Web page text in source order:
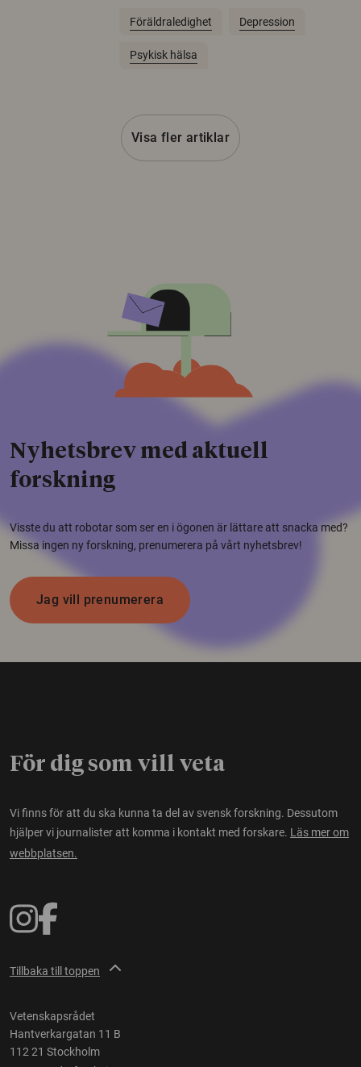
Föräldraledighet Depression
Psykisk hälsa
Visa fler artiklar
Nyhetsbrev med aktuell
forskning
Visste du att robotar som ser en i ögonen är lättare att snacka med?
Missa ingen ny forskning, prenumerera på vårt nyhetsbrev!
Jag vill prenumerera
För dig som vill veta
Vi finns för att du ska kunna ta del av svensk forskning. Dessutom
hjälper vi journalister att komma i kontakt med forskare. Läs mer om
webbplatsen.
Tillbaka till toppen
Vetenskapsrådet
Hantverkargatan 11 B
112 21 Stockholm